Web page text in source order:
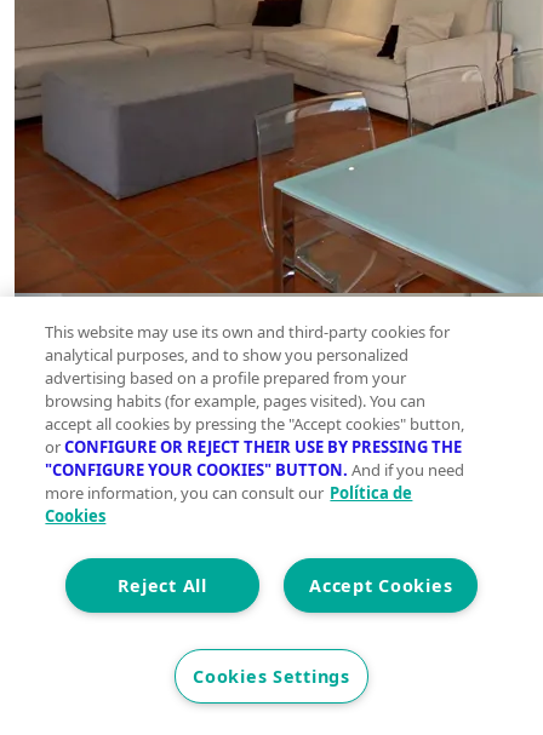
This website may use its own and third-party cookies for
analytical purposes, and to show you personalized
advertising based on a profile prepared from your
browsing habits (for example, pages visited). You can
accept all cookies by pressing the "Accept cookies" button,
orCONFIGURE OR REJECT THEIR USE BY PRESSING THE
"CONFIGURE YOUR COOKIES" BUTTON. And if you need
more information, you can consult our Política de
Cookies
Accept Cookies
Reject All
Cookies Settings